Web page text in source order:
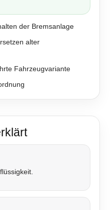
der Bremsanlage
alter
Fahrzeugvariante